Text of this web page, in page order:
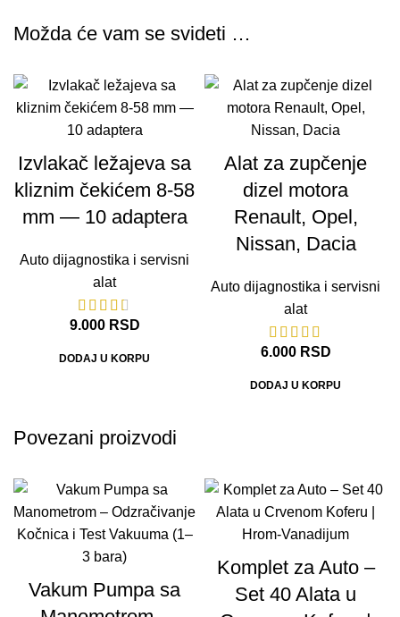
Možda će vam se svideti …
Izvlakač ležajeva sa
kliznim čekićem 8-58
mm — 10 adaptera
Auto dijagnostika i servisni
alat
9.000 RSD
DODAJ U KORPU
Alat za zupčenje
dizel motora
Renault, Opel,
Nissan, Dacia
Auto dijagnostika i servisni
alat
6.000 RSD
DODAJ U KORPU
Povezani proizvodi
Vakum Pumpa sa
Komplet za Auto –
Set 40 Alata u